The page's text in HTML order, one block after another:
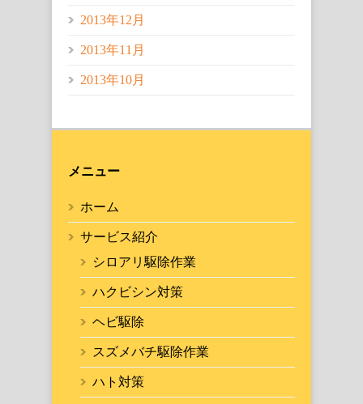
2013年12月
2013年11月
2013年10月
メニュー
ホーム
サービス紹介
シロアリ駆除作業
ハクビシン対策
ヘビ駆除
スズメバチ駆除作業
ハト対策